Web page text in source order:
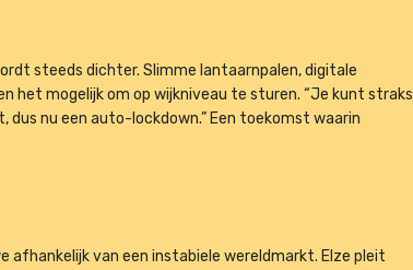
steeds dichter. Slimme lantaarnpalen, digitale
het mogelijk om op wijkniveau te sturen. “Je kunt straks
nu een auto-lockdown.” Een toekomst waarin
afhankelijk van een instabiele wereldmarkt. Elze pleit